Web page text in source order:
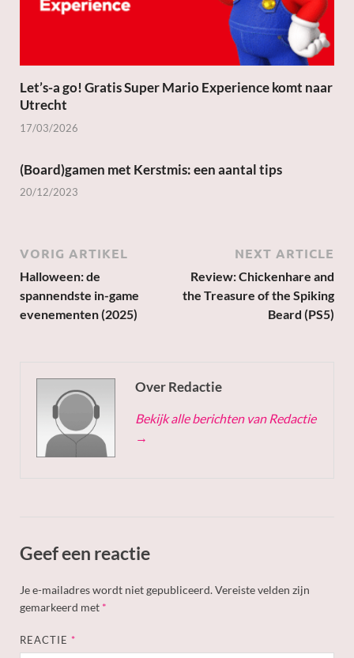
Let’s-a go! Gratis Super Mario Experience komt naar
Utrecht
17/03/2026
(Board)gamen met Kerstmis: een aantal tips
20/12/2023
VORIG ARTIKEL
Halloween: de
spannendste in-game
evenementen (2025)
NEXT ARTICLE
Review: Chickenhare and
the Treasure of the Spiking
Beard (PS5)
Over Redactie
Bekijk alle berichten van Redactie
→
Geef een reactie
Je e-mailadres wordt niet gepubliceerd.Vereiste velden zijn
gemarkeerd met *
REACTIE*